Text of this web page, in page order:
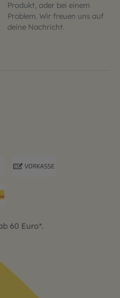
Produkt, oder bei einem
Problem. Wir freuen uns auf
deine Nachricht.
60 Euro*.